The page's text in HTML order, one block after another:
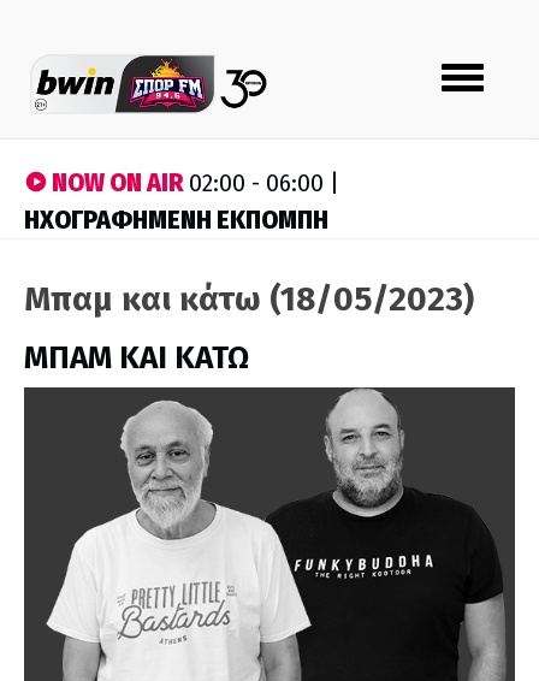
Toggle
navigation
NOW ON AIR02:00 - 06:00 |
ΗΧΟΓΡΑΦΗΜΕΝΗ ΕΚΠΟΜΠΗ
Μπαμ και κάτω (18/05/2023)
ΜΠΑΜ ΚΑΙ ΚΑΤΩ